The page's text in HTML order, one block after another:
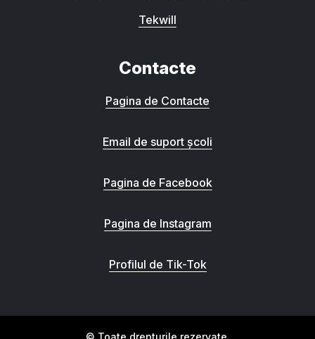
Tekwill
Contacte
Pagina de Contacte
Email de suport școli
Pagina de Facebook
Pagina de Instagram
Profilul de Tik-Tok
© Toate drepturile rezervate.